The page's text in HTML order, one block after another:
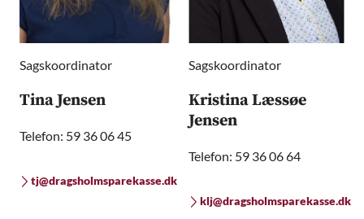
Sagskoordinator
Tina Jensen
Telefon: 59 36 06 45
tj@dragsholmsparekasse.dk
Sagskoordinator
Kristina Læssøe
Jensen
Telefon: 59 36 06 64
klj@dragsholmsparekasse.dk